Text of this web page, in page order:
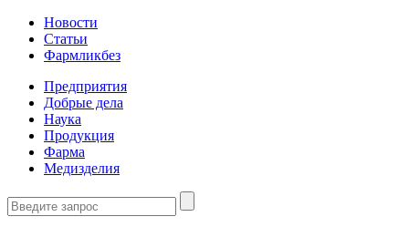
Новости
Статьи
Фармликбез
Предприятия
Добрые дела
Наука
Продукция
Фарма
Медизделия